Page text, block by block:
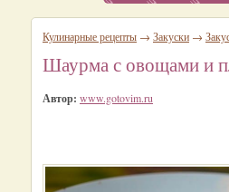
Кулинарные рецепты → Закуски →
Шаурма с овощами и
Автор: www.gotovim.ru